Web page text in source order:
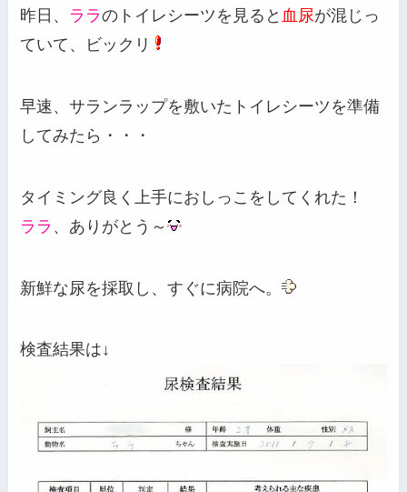
昨日、 ララのトイレシーツを見ると 血尿が混じっ
ていて、ビックリ
早速、サランラップを敷いたトイレシーツを準備
してみたら・・・
タイミング良く上手におしっこをしてくれた！
ララ 、ありがとう～
新鮮な尿を採取し、すぐに病院へ。
検査結果は↓